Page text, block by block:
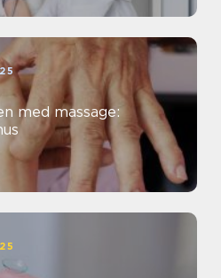
med massage: